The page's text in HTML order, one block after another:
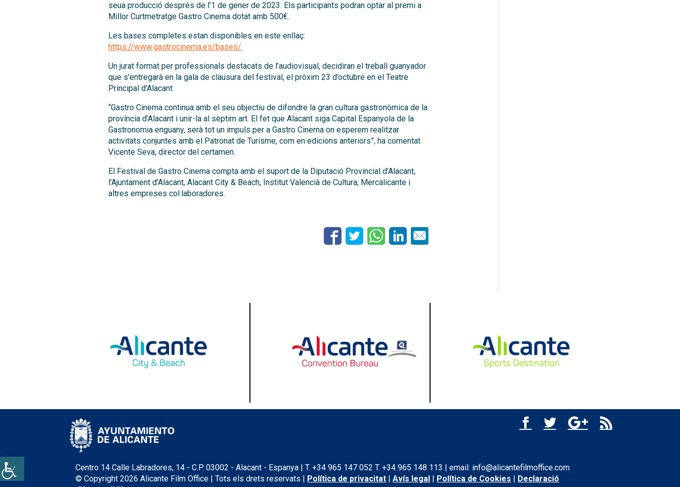
seua producció després de l’1 de gener de 2023. Els participants podran optar al premi a
Millor Curtmetratge Gastro Cinema dotat amb 500€.
Les bases completes estan disponibles en este enllaç:
https://www.gastrocinema.es/bases/.
Un jurat format per professionals destacats de l’audiovisual, decidiran el treball guanyador
que s’entregarà en la gala de clausura del festival, el pròxim 23 d’octubre en el Teatre
Principal d’Alacant.
“Gastro Cinema continua amb el seu objectiu de difondre la gran cultura gastronòmica de la
província d’Alacant i unir-la al sèptim art. El fet que Alacant siga Capital Espanyola de la
Gastronomia enguany, serà tot un impuls per a Gastro Cinema on esperem realitzar
activitats conjuntes amb el Patronat de Turisme, com en edicions anteriors”, ha comentat
Vicente Seva, director del certamen.
El Festival de Gastro Cinema compta amb el suport de la Diputació Provincial d’Alacant,
l’Ajuntament d’Alacant, Alacant City & Beach, Institut Valencià de Cultura, Mercalicante i
altres empreses col·laboradores.
Centro 14 Calle Labradores, 14 - C.P. 03002 - Alacant - Espanya | T. +34 965 147 052 T. +34 965 148 113 | email: info@alicantefilmoffice.com
© Copyright 2026 Alicante Film Office | Tots els drets reservats | Política de privacitat |Avís legal | Política de Cookies | Declaració